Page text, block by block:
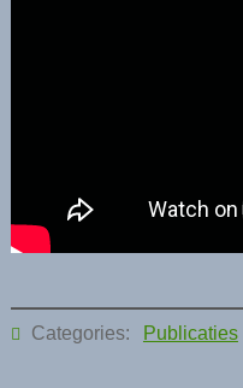
Categories: Publicaties